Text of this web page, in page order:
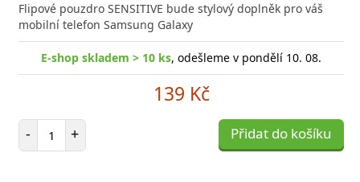
Flipové pouzdro SENSITIVE bude stylový doplněk pro váš
mobilní telefon Samsung Galaxy
E-shop skladem > 10 ks, odešleme v pondělí 10. 08.
139 Kč
- Počet položek
+ Přidat do košíku